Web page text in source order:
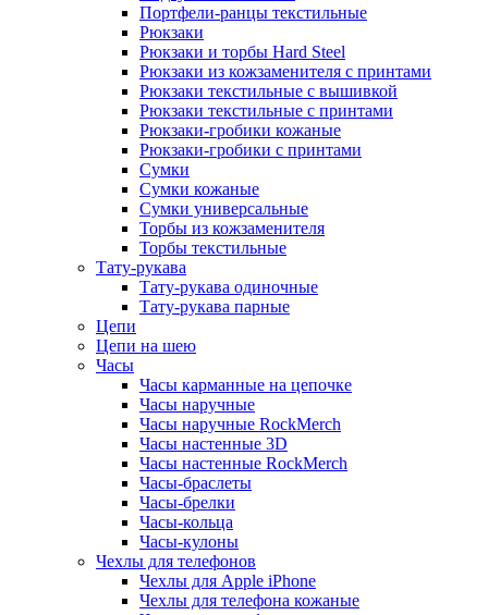
Портфели-ранцы текстильные
Рюкзаки
Рюкзаки и торбы Hard Steel
Рюкзаки из кожзаменителя с принтами
Рюкзаки текстильные с вышивкой
Рюкзаки текстильные с принтами
Рюкзаки-гробики кожаные
Рюкзаки-гробики с принтами
Сумки
Сумки кожаные
Сумки универсальные
Торбы из кожзаменителя
Торбы текстильные
Тату-рукава
Тату-рукава одиночные
Тату-рукава парные
Цепи
Цепи на шею
Часы
Часы карманные на цепочке
Часы наручные
Часы наручные RockMerch
Часы настенные 3D
Часы настенные RockMerch
Часы-браслеты
Часы-брелки
Часы-кольца
Часы-кулоны
Чехлы для телефонов
Чехлы для Apple iPhone
Чехлы для телефона кожаные